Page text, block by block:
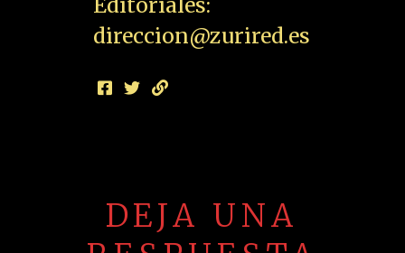
direccion@zurired.es
DEJA UNA